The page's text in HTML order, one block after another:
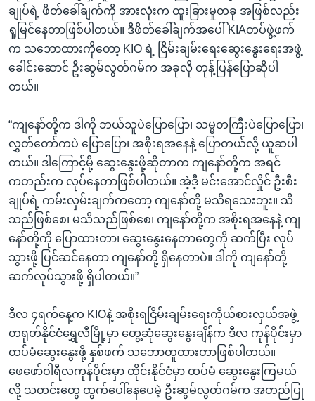
ချုပ်ရဲ့ ဖိတ်ခေါ်ချက်ကို အားလုံးက ထူးခြားမှုတခု အဖြစ်လည်း
ရှုမြင်နေတာဖြစ်ပါတယ်။ ဒီဖိတ်ခေါ်ချက်အပေါ် KIAတပ်ဖွဲ့ဖက်
က သဘောထားကိုတော့ KIO ရဲ့ ငြိမ်းချမ်းရေးဆွေးနွေးရေးအဖွဲ့
ခေါင်းဆောင် ဦးဆွမ်လွတ်ဂမ်က အခုလို တုန့်ပြန်ပြောဆိုပါ
တယ်။
“ကျနော်တို့က ဒါကို ဘယ်သူပဲပြောပြော၊ သမ္မတကြီးပဲပြောပြော၊
လွှတ်တော်ကပဲ ပြောပြော၊ အစိုးရအနေနဲ့ ပြောတယ်လို့ ယူဆပါ
တယ်။ ဒါကြောင့်မို့ ဆွေးနွေးဖို့ဆိုတာက ကျနော်တို့က အရင်
ကတည်းက လုပ်နေတာဖြစ်ပါတယ်။ အဲ့ဒီ့ မင်းအောင်လှိုင် ဦးစီး
ချုပ်ရဲ့ ကမ်းလှမ်းချက်ကတော့ ကျနော်တို့ မသိရသေးဘူး။ သိ
သည်ဖြစ်စေ၊ မသိသည်ဖြစ်စေ၊ ကျနော်တို့က အစိုးရအနေနဲ့ ကျ
နော်တို့ကို ပြောထားတာ၊ ဆွေးနွေးနေတာတွေကို ဆက်ပြီး လုပ်
သွားဖို့ ပြင်ဆင်နေတာ ကျနော်တို့ ရှိနေတာပဲ။ ဒါကို ကျနော်တို့
ဆက်လုပ်သွားဖို့ ရှိပါတယ်။”
ဒီလ ၄ရက်နေ့က KIOနဲ့ အစိုးရငြိမ်းချမ်းရေးကိုယ်စားလှယ်အဖွဲ့
တရုတ်နိုင်ငံရွှေလီမြို့မှာ တွေ့ဆုံဆွေးနွေးချိန်က ဒီလ ကုန်ပိုင်းမှာ
ထပ်မံဆွေးနွေးဖို့ နှစ်ဖက် သဘောတူထားတာဖြစ်ပါတယ်။
ဖေဖော်ဝါရီလကုန်ပိုင်းမှာ ထိုင်းနိုင်ငံမှာ ထပ်မံ ဆွေးနွေးကြမယ်
လို့ သတင်းတွေ ထွက်ပေါ်နေပေမဲ့ ဦးဆွမ်လွတ်ဂမ်က အတည်ပြု